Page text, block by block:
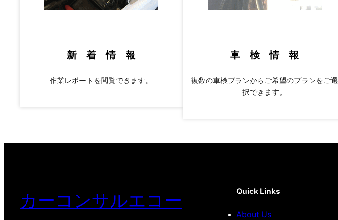
新 着 情 報
作業レポートを閲覧できます。
車 検 情 報
複数の車検プランからご希望のプランをご選
択できます。
カーコンサルエコー Quick Links
About Us